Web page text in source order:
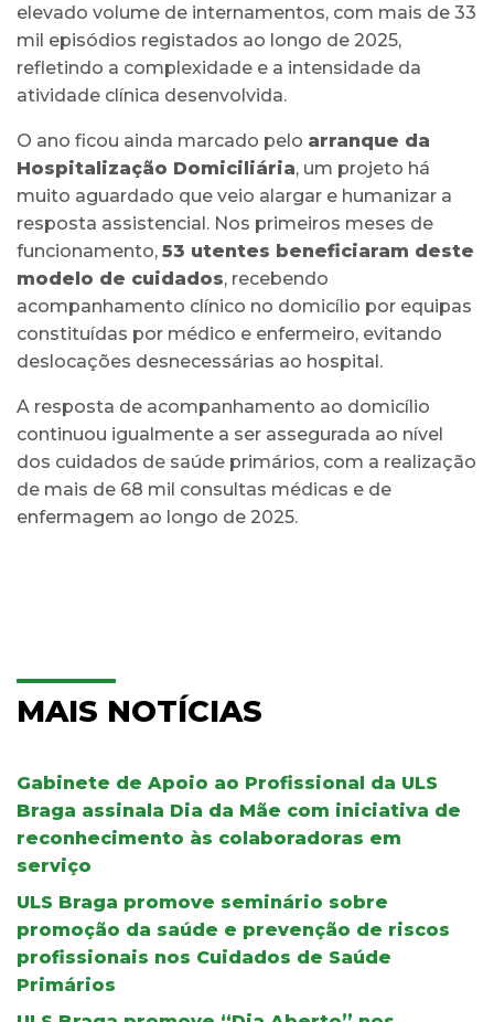
elevado volume de internamentos, com mais de 33
mil episódios registados ao longo de 2025,
refletindo a complexidade e a intensidade da
atividade clínica desenvolvida.
O ano ficou ainda marcado pelo arranque da
Hospitalização Domiciliária, um projeto há
muito aguardado que veio alargar e humanizar a
resposta assistencial. Nos primeiros meses de
funcionamento, 53 utentes beneficiaram deste
modelo de cuidados, recebendo
acompanhamento clínico no domicílio por equipas
constituídas por médico e enfermeiro, evitando
deslocações desnecessárias ao hospital.
A resposta de acompanhamento ao domicílio
continuou igualmente a ser assegurada ao nível
dos cuidados de saúde primários, com a realização
de mais de 68 mil consultas médicas e de
enfermagem ao longo de 2025.
MAIS NOTÍCIAS
Gabinete de Apoio ao Profissional da ULS
Braga assinala Dia da Mãe com iniciativa de
reconhecimento às colaboradoras em
serviço
ULS Braga promove seminário sobre
promoção da saúde e prevenção de riscos
profissionais nos Cuidados de Saúde
Primários